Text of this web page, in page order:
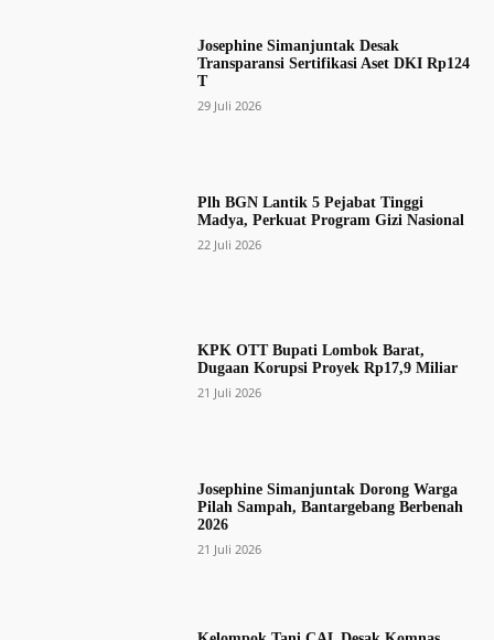
Josephine Simanjuntak Desak
Transparansi Sertifikasi Aset DKI Rp124
T
29 Juli 2026
Plh BGN Lantik 5 Pejabat Tinggi
Madya, Perkuat Program Gizi Nasional
22 Juli 2026
KPK OTT Bupati Lombok Barat,
Dugaan Korupsi Proyek Rp17,9 Miliar
21 Juli 2026
Josephine Simanjuntak Dorong Warga
Pilah Sampah, Bantargebang Berbenah
2026
21 Juli 2026